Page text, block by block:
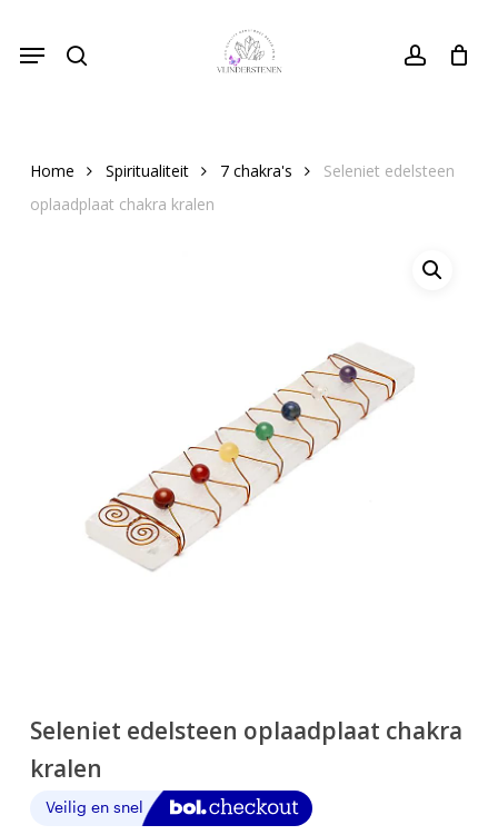
main
account
Menu Close
Cart
Home Spiritualiteit 7 chakra's
Seleniet edelsteen
oplaadplaat chakra kralen
Seleniet edelsteen oplaadplaat chakra
kralen